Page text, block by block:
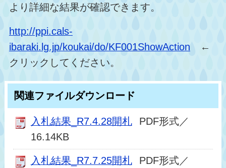
より詳細な結果が確認できます。
http://ppi.cals-
ibaraki.lg.jp/koukai/do/KF001ShowAction ←
クリックしてください。
関連ファイルダウンロード
入札結果_R7.4.28開札
PDF形式／
16.14KB
入札結果_R7.7.25開札
PDF形式／